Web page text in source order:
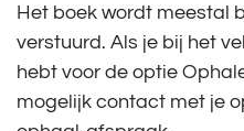
Het boek wordt meestal
verstuurd. Als je bij het
hebt voor de optie
mogelijk contact met je